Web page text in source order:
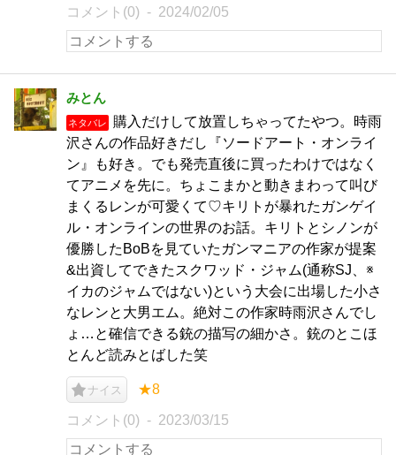
コメント(0) 2024/02/05
みとん
ネタバレ
購入だけして放置しちゃってたやつ。時雨
沢さんの作品好きだし『ソードアート・オンライ
ン』も好き。でも発売直後に買ったわけではなく
てアニメを先に。ちょこまかと動きまわって叫び
まくるレンが可愛くて♡キリトが暴れたガンゲイ
ル・オンラインの世界のお話。キリトとシノンが
優勝したBoBを見ていたガンマニアの作家が提案
&出資してできたスクワッド・ジャム(通称SJ、※
イカのジャムではない)という大会に出場した小さ
なレンと大男エム。絶対この作家時雨沢さんでし
ょ…と確信できる銃の描写の細かさ。銃のとこほ
とんど読みとばした笑
ナイス ★8
コメント(0) 2023/03/15